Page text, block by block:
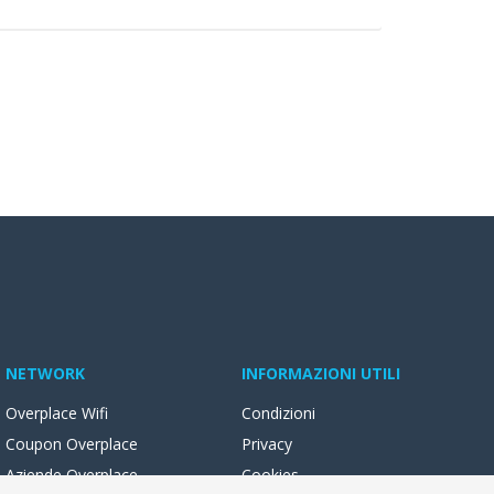
NETWORK
Overplace Wifi
Coupon Overplace
Aziende Overplace
INFORMAZIONI UTILI
Condizioni
Privacy
Cookies